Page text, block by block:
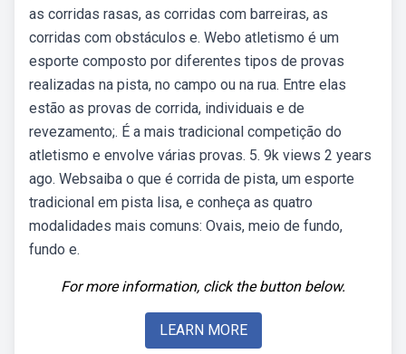
as corridas rasas, as corridas com barreiras, as
corridas com obstáculos e. Webo atletismo é um
esporte composto por diferentes tipos de provas
realizadas na pista, no campo ou na rua. Entre elas
estão as provas de corrida, individuais e de
revezamento;. É a mais tradicional competição do
atletismo e envolve várias provas. 5. 9k views 2 years
ago. Websaiba o que é corrida de pista, um esporte
tradicional em pista lisa, e conheça as quatro
modalidades mais comuns: Ovais, meio de fundo,
fundo e.
For more information, click the button below.
LEARN MORE